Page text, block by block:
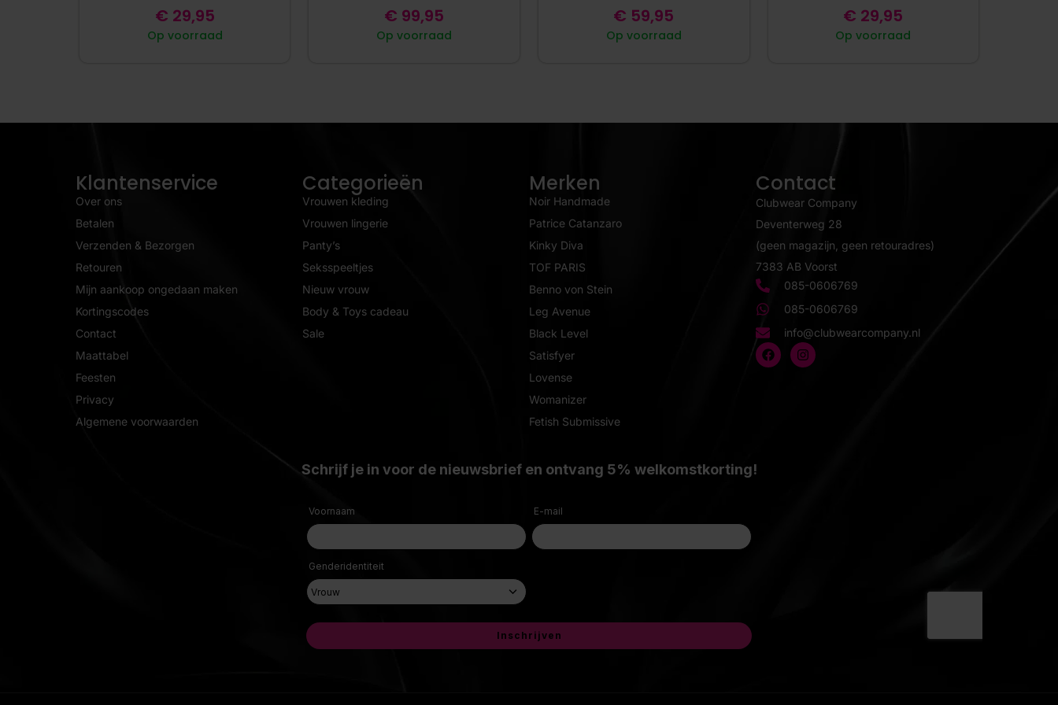
Op voorraad
€ 29,95
Op voorraad
€ 99,95
Op voorraad
€ 59,95
Op voorraad
€ 29,95
Klantenservice
Over ons
Betalen
Verzenden & Bezorgen
Retouren
Mijn aankoop ongedaan maken
Kortingscodes
Contact
Maattabel
Feesten
Privacy
Algemene voorwaarden
Categorieën
Vrouwen kleding
Vrouwen lingerie
Panty’s
Seksspeeltjes
Nieuw vrouw
Body & Toys cadeau
Sale
Merken
Noir Handmade
Patrice Catanzaro
Kinky Diva
TOF PARIS
Benno von Stein
Leg Avenue
Black Level
Satisfyer
Lovense
Womanizer
Fetish Submissive
Contact
Clubwear Company
Deventerweg 28
(geen magazijn, geen retouradres)
7383 AB Voorst
085-0606769
085-0606769
info@clubwearcompany.nl